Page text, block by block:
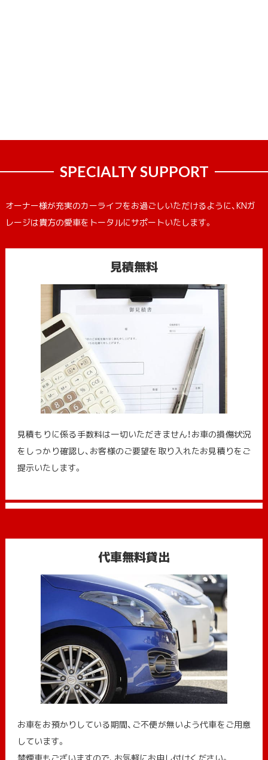
SPECIALTY SUPPORT
オーナー様が充実のカーライフをお過ごしいただけるように、KNガ
レージは貴方の愛車をトータルにサポートいたします。
見積無料
見積もりに係る手数料は一切いただきません！お車の損傷状況
をしっかり確認し、お客様のご要望を取り入れたお見積りをご
提示いたします。
代車無料貸出
お車をお預かりしている期間、ご不便が無いよう代車をご用意
しています。